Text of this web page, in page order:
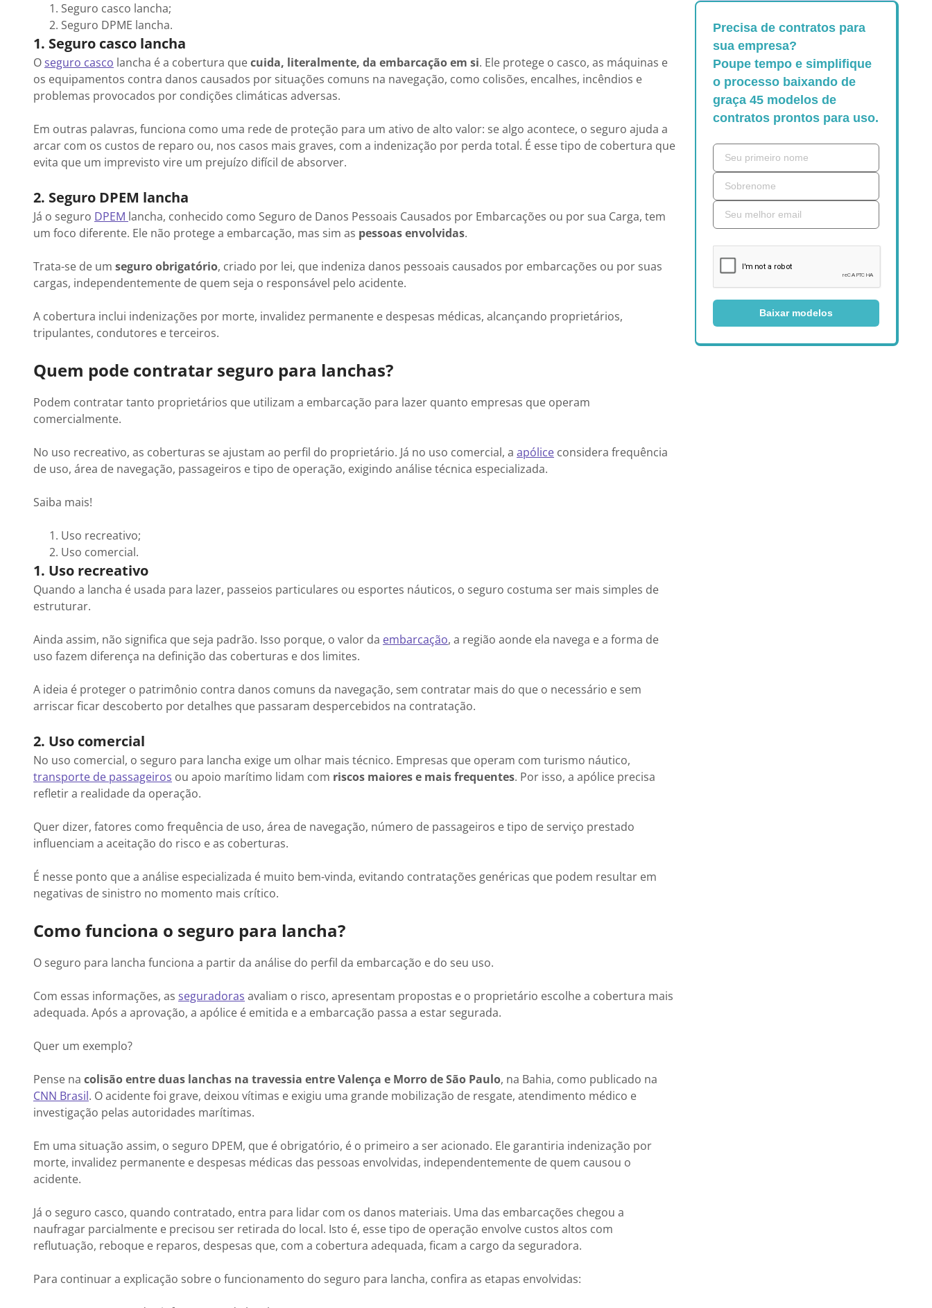
Seguro casco lancha;
Seguro DPME lancha.
1. Seguro casco lancha
Oseguro casco lancha é a cobertura quecuida, literalmente, da embarcação em si. Ele protege o casco, as máquinas e
os equipamentos contra danos causados por situações comuns na navegação, como colisões, encalhes, incêndios e
problemas provocados por condições climáticas adversas.
Em outras palavras, funciona como uma rede de proteção para um ativo de alto valor: se algo acontece, o seguro ajuda a
arcar com os custos de reparo ou, nos casos mais graves, com a indenização por perda total. É esse tipo de cobertura que
evita que um imprevisto vire um prejuízo difícil de absorver.
2. Seguro DPEM lancha
Já o seguro DPEM lancha, conhecido como Seguro de Danos Pessoais Causados por Embarcações ou por sua Carga, tem
um foco diferente. Ele não protege a embarcação, mas sim as pessoas envolvidas.
Trata-se de um seguro obrigatório, criado por lei, que indeniza danos pessoais causados por embarcações ou por suas
cargas, independentemente de quem seja o responsável pelo acidente.
A cobertura inclui indenizações por morte, invalidez permanente e despesas médicas, alcançando proprietários,
tripulantes, condutores e terceiros.
Quem pode contratar seguro para lanchas?
Podem contratar tanto proprietários que utilizam a embarcação para lazer quanto empresas que operam
comercialmente.
No uso recreativo, as coberturas se ajustam ao perfil do proprietário. Já no uso comercial, a apólice considera frequência
de uso, área de navegação, passageiros e tipo de operação, exigindo análise técnica especializada.
Saiba mais!
Uso recreativo;
Uso comercial.
1. Uso recreativo
Quando a lancha é usada para lazer, passeios particulares ou esportes náuticos, o seguro costuma ser mais simples de
estruturar.
Ainda assim, não significa que seja padrão. Isso porque, o valor da embarcação, a região aonde ela navega e a forma de
uso fazem diferença na definição das coberturas e dos limites.
A ideia é proteger o patrimônio contra danos comuns da navegação, sem contratar mais do que o necessário e sem
arriscar ficar descoberto por detalhes que passaram despercebidos na contratação.
2. Uso comercial
No uso comercial, o seguro para lancha exige um olhar mais técnico. Empresas que operam com turismo náutico,
transporte de passageiros ou apoio marítimo lidam com riscos maiores e mais frequentes. Por isso, a apólice precisa
refletir a realidade da operação.
Quer dizer, fatores como frequência de uso, área de navegação, número de passageiros e tipo de serviço prestado
influenciam a aceitação do risco e as coberturas.
É nesse ponto que a análise especializada é muito bem-vinda, evitando contratações genéricas que podem resultar em
negativas de sinistro no momento mais crítico.
Como funciona o seguro para lancha?
O seguro para lancha funciona a partir da análise do perfil da embarcação e do seu uso.
Com essas informações, as seguradoras avaliam o risco, apresentam propostas e o proprietário escolhe a cobertura mais
adequada. Após a aprovação, a apólice é emitida e a embarcação passa a estar segurada.
Quer um exemplo?
Pense na colisão entre duas lanchas na travessia entre Valença e Morro de São Paulo, na Bahia, como publicado na
CNN Brasil. O acidente foi grave, deixou vítimas e exigiu uma grande mobilização de resgate, atendimento médico e
investigação pelas autoridades marítimas.
Em uma situação assim, o seguro DPEM, que é obrigatório, é o primeiro a ser acionado. Ele garantiria indenização por
morte, invalidez permanente e despesas médicas das pessoas envolvidas, independentemente de quem causou o
acidente.
Já o seguro casco, quando contratado, entra para lidar com os danos materiais. Uma das embarcações chegou a
naufragar parcialmente e precisou ser retirada do local. Isto é, esse tipo de operação envolve custos altos com
reflutuação, reboque e reparos, despesas que, com a cobertura adequada, ficam a cargo da seguradora.
Para continuar a explicação sobre o funcionamento do seguro para lancha, confira as etapas envolvidas:
Precisa de contratos para
sua empresa?
Poupe tempo e simplifique
o processo baixando de
graça 45 modelos de
contratos prontos para uso.
Baixar modelos